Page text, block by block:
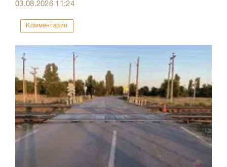
03.08.2026 11:24
Комментарии